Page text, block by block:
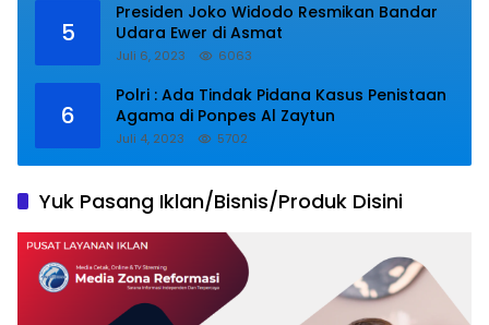
5
Presiden Joko Widodo Resmikan Bandar
Udara Ewer di Asmat
Juli 6, 2023 6063
6
Polri : Ada Tindak Pidana Kasus Penistaan
Agama di Ponpes Al Zaytun
Juli 4, 2023 5702
Yuk Pasang Iklan/Bisnis/Produk Disini